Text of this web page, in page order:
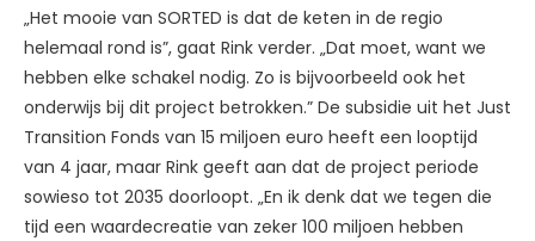
„Het mooie van SORTED is dat de keten in de regio
helemaal rond is”, gaat Rink verder. „Dat moet, want we
hebben elke schakel nodig. Zo is bijvoorbeeld ook het
onderwijs bij dit project betrokken.” De subsidie uit het Just
Transition Fonds van 15 miljoen euro heeft een looptijd
van 4 jaar, maar Rink geeft aan dat de project periode
sowieso tot 2035 doorloopt. „En ik denk dat we tegen die
tijd een waardecreatie van zeker 100 miljoen hebben